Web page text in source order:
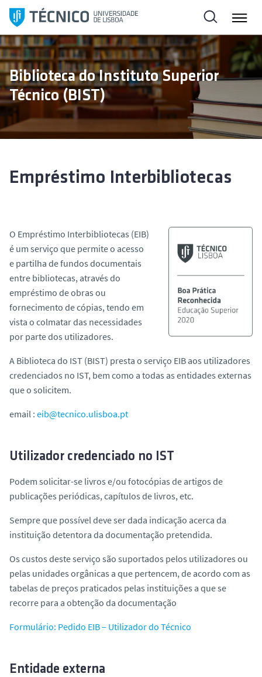
i
p
t
o
c
o
t
Biblioteca do Instituto Superior
Técnico (BIST)
Empréstimo Interbibliotecas
O Empréstimo Interbibliotecas (EIB)
é um serviço que permite o acesso
e partilha de fundos documentais
entre bibliotecas, através do
empréstimo de obras ou
fornecimento de cópias, tendo em
vista o colmatar das necessidades
por parte dos utilizadores.
A Biblioteca do IST (BIST) presta o serviço EIB aos utilizadores
credenciados no IST, bem como a todas as entidades externas
que o solicitem.
email : eib@tecnico.ulisboa.pt
Utilizador credenciado no IST
Podem solicitar-se livros e/ou fotocópias de artigos de
publicações periódicas, capítulos de livros, etc.
Sempre que possível deve ser dada indicação acerca da
instituição detentora da documentação pretendida.
Os custos deste serviço são suportados pelos utilizadores ou
pelas unidades orgânicas a que pertencem, de acordo com as
tabelas de preços praticados pelas instituições a que se
recorre para a obtenção da documentação
Formulário: Pedido EIB – Utilizador do Técnico
Entidade externa